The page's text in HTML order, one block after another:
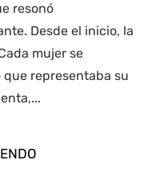
resonó
Desde el inicio, la
mujer se
representaba su